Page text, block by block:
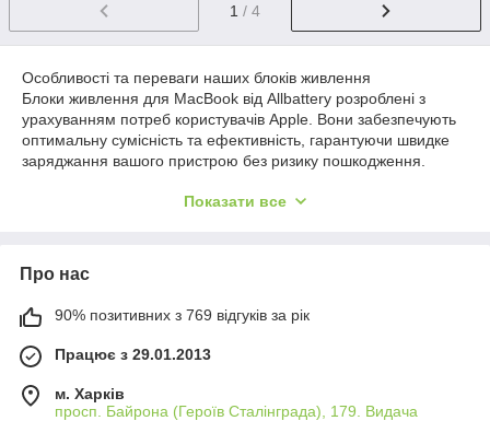
1 / 4
Особливості та переваги наших блоків живлення
Блоки живлення для MacBook від Allbattery розроблені з
урахуванням потреб користувачів Apple. Вони забезпечують
оптимальну сумісність та ефективність, гарантуючи швидке
заряджання вашого пристрою без ризику пошкодження.
блоки живлення з різними параметрами, що дозволяє вам
Надійність та безпека
Всі наші блоки живлення проходять ретельну перевірку
якості, щоб забезпечити їх надійність та безпеку
використання. Вони виготовлені з високоякісних матеріалів та
Показати все
Про нас
90% позитивних з 769 відгуків за рік
Працює з 29.01.2013
м. Харків
просп. Байрона (Героїв Сталінграда), 179. Видача